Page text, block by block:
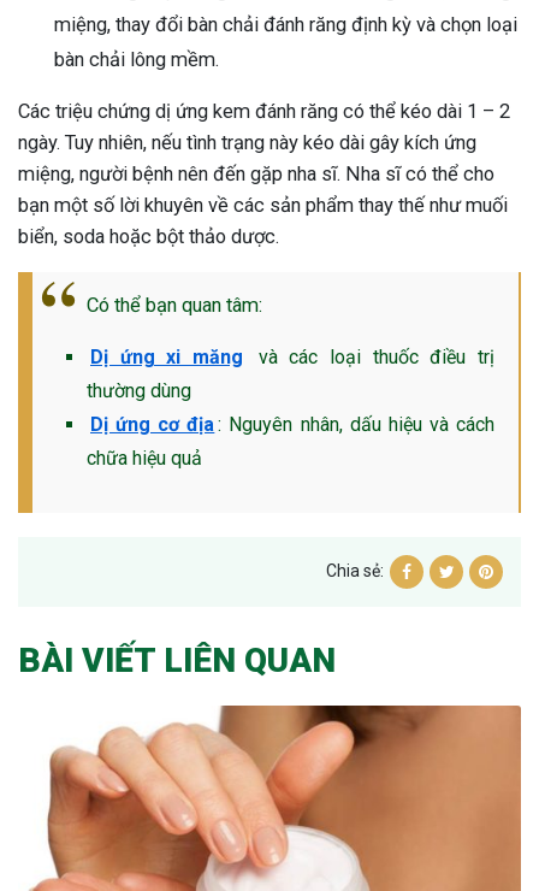
miệng, thay đổi bàn chải đánh răng định kỳ và chọn loại
bàn chải lông mềm.
Các triệu chứng dị ứng kem đánh răng có thể kéo dài 1 – 2
ngày. Tuy nhiên, nếu tình trạng này kéo dài gây kích ứng
miệng, người bệnh nên đến gặp nha sĩ. Nha sĩ có thể cho
bạn một số lời khuyên về các sản phẩm thay thế như muối
biển, soda hoặc bột thảo dược.
Có thể bạn quan tâm:
Dị ứng xi măng
và các loại thuốc điều trị
thường dùng
Dị ứng cơ địa: Nguyên nhân, dấu hiệu và cách
chữa hiệu quả
Chia sẻ:
BÀI VIẾT LIÊN QUAN